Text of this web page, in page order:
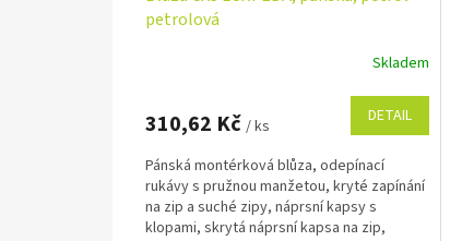
petrolová
Skladem
310,62 Kč / ks DETAIL
Pánská montérková blůza, odepínací
rukávy s pružnou manžetou, kryté zapínání
na zip a suché zipy, náprsní kapsy s
klopami, skrytá náprsní kapsa na zip,